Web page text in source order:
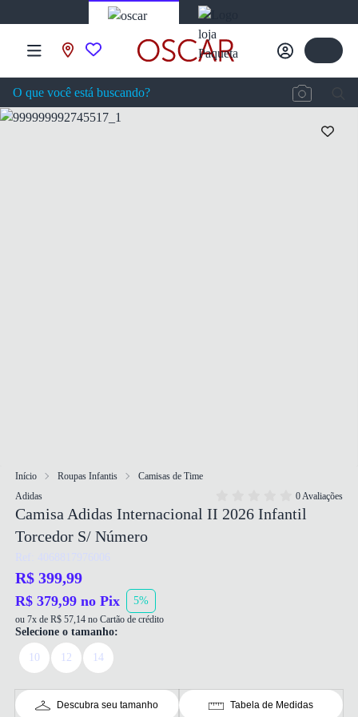
Início Roupas Infantis
Camisas de Time
Adidas
0 Avaliações
Camisa Adidas Internacional II 2026 Infantil
Torcedor S/ Número
Ref: 4068817976006
R$ 399,99
R$ 379,99 no Pix 5%
ou 7x de R$ 57,14 no Cartão de crédito
Selecione o tamanho:
10 12 14
Descubra seu tamanho Tabela de Medidas